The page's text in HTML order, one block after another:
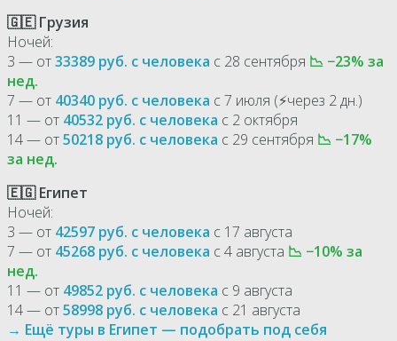
🇬🇪 Грузия
Ночей:
3 — от33389 руб. с человека с 28 сентября 📉 −23% за
нед.
7 — от 40340 руб. с человека с 7 июля (⚡через 2 дн.)
11 — от 40532 руб. с человека с 2 октября
14 — от50218 руб. с человека с 29 сентября 📉 −17%
за нед.
🇪🇬 Египет
Ночей:
3 — от 42597 руб. с человека с 17 августа
7 — от 45268 руб. с человека с 4 августа 📉 −10% за
нед.
11 — от 49852 руб. с человека с 9 августа
14 — от58998 руб. с человека с 21 августа
→ Ещё туры в Египет — подобрать под себя